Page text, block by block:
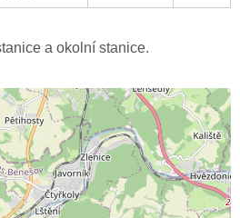
a okolní stanice.